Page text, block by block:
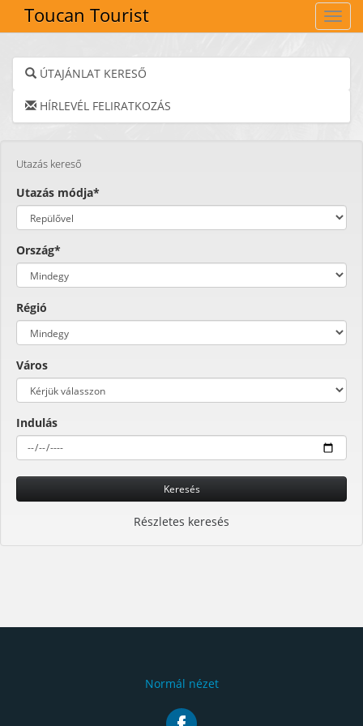
Toucan Tourist
ÚTAJÁNLAT KERESŐ
HÍRLEVÉL FELIRATKOZÁS
Utazás kereső
Utazás módja*
Ország*
Régió
Város
Indulás
Keresés
Részletes keresés
Normál nézet